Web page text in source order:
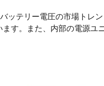
ッテリー電圧の市場トレ
す。また、内部の電源